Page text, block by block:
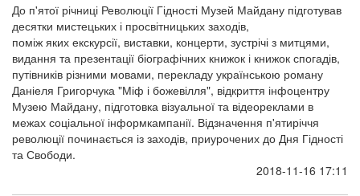
До п'ятої річниці Революції Гідності Музей Майдану підготував
десятки мистецьких і просвітницьких заходів,
поміж яких екскурсії, виставки, концерти, зустрічі з митцями,
видання та презентації біографічних книжок і книжок спогадів,
путівників різними мовами, перекладу українською роману
Даніеля Григорчука "Міф і божевілля", відкриття інфоцентру
Музею Майдану, підготовка візуальної та відеореклами в
межах соціальної інформкампанії. Відзначення п'ятиріччя
революції починається із заходів, приурочених до Дня Гідності
та Свободи.
2018-11-16 17:11